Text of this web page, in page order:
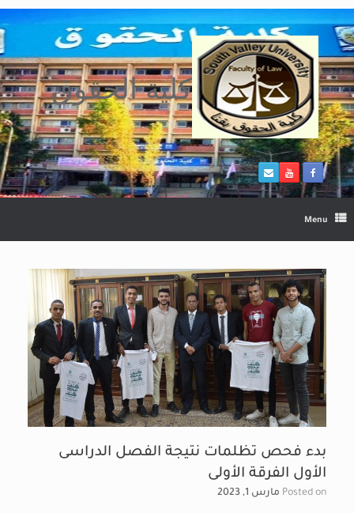
Skip
to
content
كلية الحقوق
Menu
بدء فحص تظلمات نتيجة الفصل الدراسى
الأول الفرقة الأولى
Posted on مارس 1, 2023